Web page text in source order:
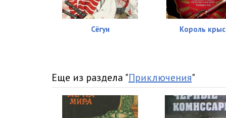
Сёгун Король крыс
Еще из раздела "Приключения"